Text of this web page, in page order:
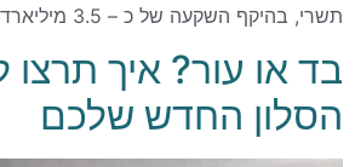
תשרי, בהיקף השקעה של כ – 3.5 מיליארד שקל בתקופה הזו.
בד או עור? איך
הסלון החדש שלכם